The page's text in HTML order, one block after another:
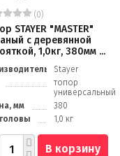
(0)
STAYER "MASTER"
с деревянной
1,0кг, 380мм ...
Stayer
топор
универсальный
мм
380
1,0 кг
В корзину